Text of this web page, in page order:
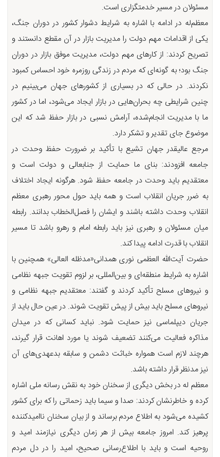
مسئولان در مسیر خدمتگزاری است.
معظم‌له در ادامه با اشاره به شرایط دشوار کشور در دوران جنگ،
یکی از اقدامات مهم دولت را مدیریت بازار در آن مقطع دانستند و
تصریح کردند: از کارهای مهم دولت، مدیریت موفق بازار در دوران
جنگ بود؛ به گونه‌ای که مردم در زندگی روزمره خود احساس کمبود
نکردند. در حالی که در بسیاری از کشورهای جهان می‌بینیم در
چنین شرایطی چه بحران‌هایی در بازار ایجاد می‌شود، اما در کشور
ما با مدیریت انجام‌شده، آرامش نسبی در بازار حفظ شد که این
موضوع جای تقدیر و تشکر دارد.
مرجع عالیقدر جهان تشیع با تأکید بر ضرورت حفظ وحدت در
جامعه افزودند: بنای ما حمایت از جنابعالی و دولت است و
معتقدیم باید وحدت در جامعه حفظ شود. هرگونه ایجاد اختلاف
به ضرر جریان انقلاب است و همه باید حول محور رهبری معظم
انقلاب وحدت داشته باشند و ایشان را فصل‌الخطاب بدانند. رابطه
میان مسئولان و رهبری نیز باید رابطه امام و رهرو باشد تا مسیر
انقلاب با قدرت ادامه پیدا کند.
حضرت آیت‌الله العظمی نوری همدانی«مدظله العالی» همچنین با
اشاره به شرایط منطقه‌ای و بین‌المللی، بر لزوم تقویت جبهه نظامی
و نیروهای مسلح تأکید کردند و گفتند: معتقدیم جبهه نظامی و
نیروهای مسلح باید بیش از پیش تقویت شوند. در عین حال باید از
جریان دیپلماسی نیز حمایت شود. نباید کسانی که در میدان
مذاکره فعالیت می‌کنند تضعیف شوند یا مورد اهانت قرار گیرند،
هرچند لازم است همواره خباثت دشمن و سابقه بدعهدی‌های آن
نیز مدنظر قرار داشته باشد.
معظم له در بخش دیگری از سخنان خود به نقش رسانه ملی اشاره
کرده و خاطرنشان کردند: صدا و سیما باید زحماتی را که برای کشور
کشیده می‌شود به اطلاع مردم برساند و از بیان سخنان ناامیدکننده
پرهیز کند. امروز جامعه بیش از هر زمان دیگری نیازمند امید و
روحیه است و باید با اطلاع‌رسانی صحیح، امید را در دل مردم